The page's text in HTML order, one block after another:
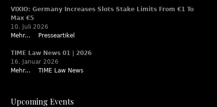
VIXIO: Germany Increases Slots Stake Limits From €1 To
Max €5
10. Juli 2026
Mehr...
Presseartikel
TIME Law News 01 | 2026
16. Januar 2026
Mehr...
TIME Law News
Upcoming Events